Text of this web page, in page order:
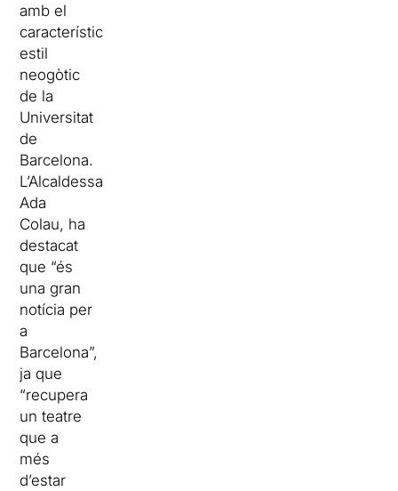
amb el
característic
estil
neogòtic
de la
Universitat
de
Barcelona.
L’Alcaldessa
Ada
Colau, ha
destacat
que “és
una gran
notícia per
a
Barcelona”,
ja que
“recupera
un teatre
que a
més
d’estar